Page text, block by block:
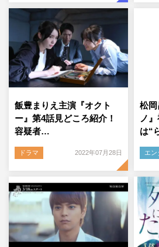
飯豊まりえ主演『オクト
ー』第4話見どころ紹介！
容疑者…
ドラマ 2022年07月28日
松
ノ
は“
エ